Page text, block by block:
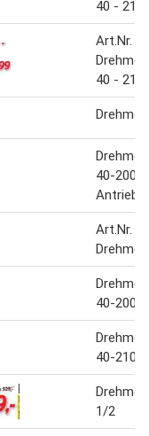
40 - 210
Art.Nr.
40 - 210
40-200
Antrieb
Art.Nr.
40-200
40-210
1/2